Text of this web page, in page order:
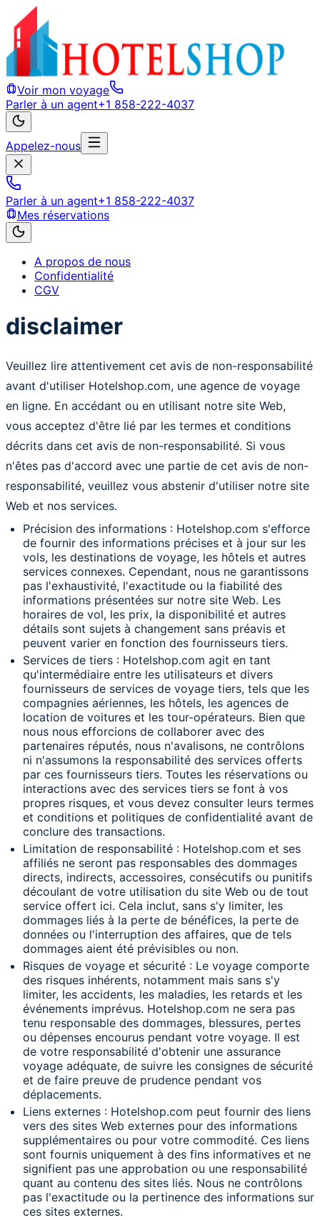
Voir mon voyage
Parler à un agent+1 858-222-4037
Appelez-nous
Parler à un agent+1 858-222-4037
Mes réservations
A propos de nous
Confidentialité
CGV
disclaimer
Veuillez lire attentivement cet avis de non-responsabilité
avant d'utiliser Hotelshop.com, une agence de voyage
en ligne. En accédant ou en utilisant notre site Web,
vous acceptez d'être lié par les termes et conditions
décrits dans cet avis de non-responsabilité. Si vous
n'êtes pas d'accord avec une partie de cet avis de non-
responsabilité, veuillez vous abstenir d'utiliser notre site
Web et nos services.
Précision des informations : Hotelshop.com s'efforce
de fournir des informations précises et à jour sur les
vols, les destinations de voyage, les hôtels et autres
services connexes. Cependant, nous ne garantissons
pas l'exhaustivité, l'exactitude ou la fiabilité des
informations présentées sur notre site Web. Les
horaires de vol, les prix, la disponibilité et autres
détails sont sujets à changement sans préavis et
peuvent varier en fonction des fournisseurs tiers.
Services de tiers : Hotelshop.com agit en tant
qu'intermédiaire entre les utilisateurs et divers
fournisseurs de services de voyage tiers, tels que les
compagnies aériennes, les hôtels, les agences de
location de voitures et les tour-opérateurs. Bien que
nous nous efforcions de collaborer avec des
partenaires réputés, nous n'avalisons, ne contrôlons
ni n'assumons la responsabilité des services offerts
par ces fournisseurs tiers. Toutes les réservations ou
interactions avec des services tiers se font à vos
propres risques, et vous devez consulter leurs termes
et conditions et politiques de confidentialité avant de
conclure des transactions.
Limitation de responsabilité : Hotelshop.com et ses
affiliés ne seront pas responsables des dommages
directs, indirects, accessoires, consécutifs ou punitifs
découlant de votre utilisation du site Web ou de tout
service offert ici. Cela inclut, sans s'y limiter, les
dommages liés à la perte de bénéfices, la perte de
données ou l'interruption des affaires, que de tels
dommages aient été prévisibles ou non.
Risques de voyage et sécurité : Le voyage comporte
des risques inhérents, notamment mais sans s'y
limiter, les accidents, les maladies, les retards et les
événements imprévus. Hotelshop.com ne sera pas
tenu responsable des dommages, blessures, pertes
ou dépenses encourus pendant votre voyage. Il est
de votre responsabilité d'obtenir une assurance
voyage adéquate, de suivre les consignes de sécurité
et de faire preuve de prudence pendant vos
déplacements.
Liens externes : Hotelshop.com peut fournir des liens
vers des sites Web externes pour des informations
supplémentaires ou pour votre commodité. Ces liens
sont fournis uniquement à des fins informatives et ne
signifient pas une approbation ou une responsabilité
quant au contenu des sites liés. Nous ne contrôlons
pas l'exactitude ou la pertinence des informations sur
ces sites externes.